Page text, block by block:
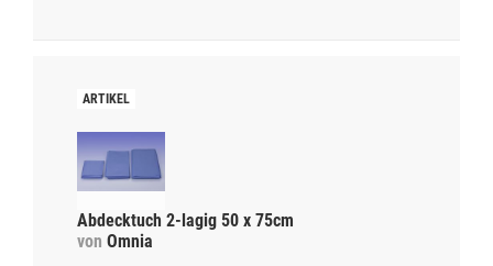
Abdecktuch 2-lagig 50 x 75cm
von Omnia